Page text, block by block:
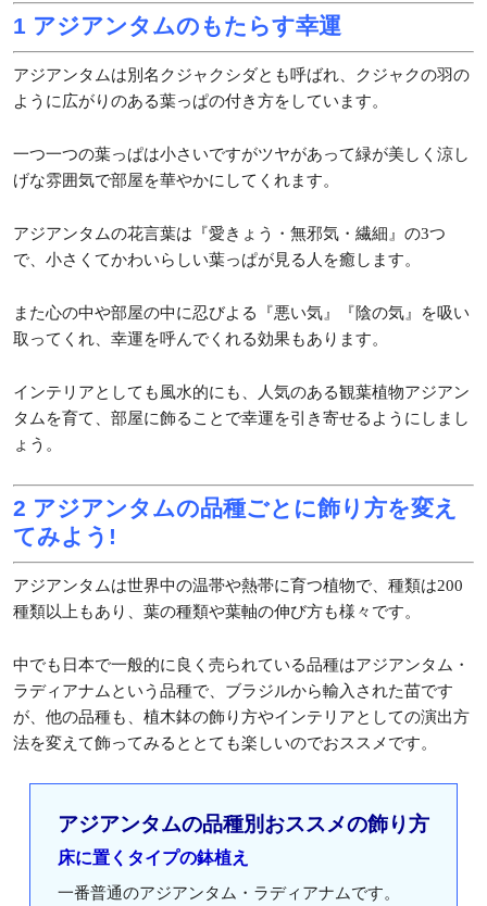
1 アジアンタムのもたらす幸運
アジアンタムは別名クジャクシダとも呼ばれ、クジャクの羽の
ように広がりのある葉っぱの付き方をしています。
一つ一つの葉っぱは小さいですがツヤがあって緑が美しく涼し
げな雰囲気で部屋を華やかにしてくれます。
アジアンタムの花言葉は『愛きょう・無邪気・繊細』の3つ
で、小さくてかわいらしい葉っぱが見る人を癒します。
また心の中や部屋の中に忍びよる『悪い気』『陰の気』を吸い
取ってくれ、幸運を呼んでくれる効果もあります。
インテリアとしても風水的にも、人気のある観葉植物アジアン
タムを育て、部屋に飾ることで幸運を引き寄せるようにしまし
ょう。
2 アジアンタムの品種ごとに飾り方を変え
てみよう!
アジアンタムは世界中の温帯や熱帯に育つ植物で、種類は200
種類以上もあり、葉の種類や葉軸の伸び方も様々です。
中でも日本で一般的に良く売られている品種はアジアンタム・
ラディアナムという品種で、ブラジルから輸入された苗です
が、他の品種も、植木鉢の飾り方やインテリアとしての演出方
法を変えて飾ってみるととても楽しいのでおススメです。
アジアンタムの品種別おススメの飾り方
床に置くタイプの鉢植え
一番普通のアジアンタム・ラディアナムです。